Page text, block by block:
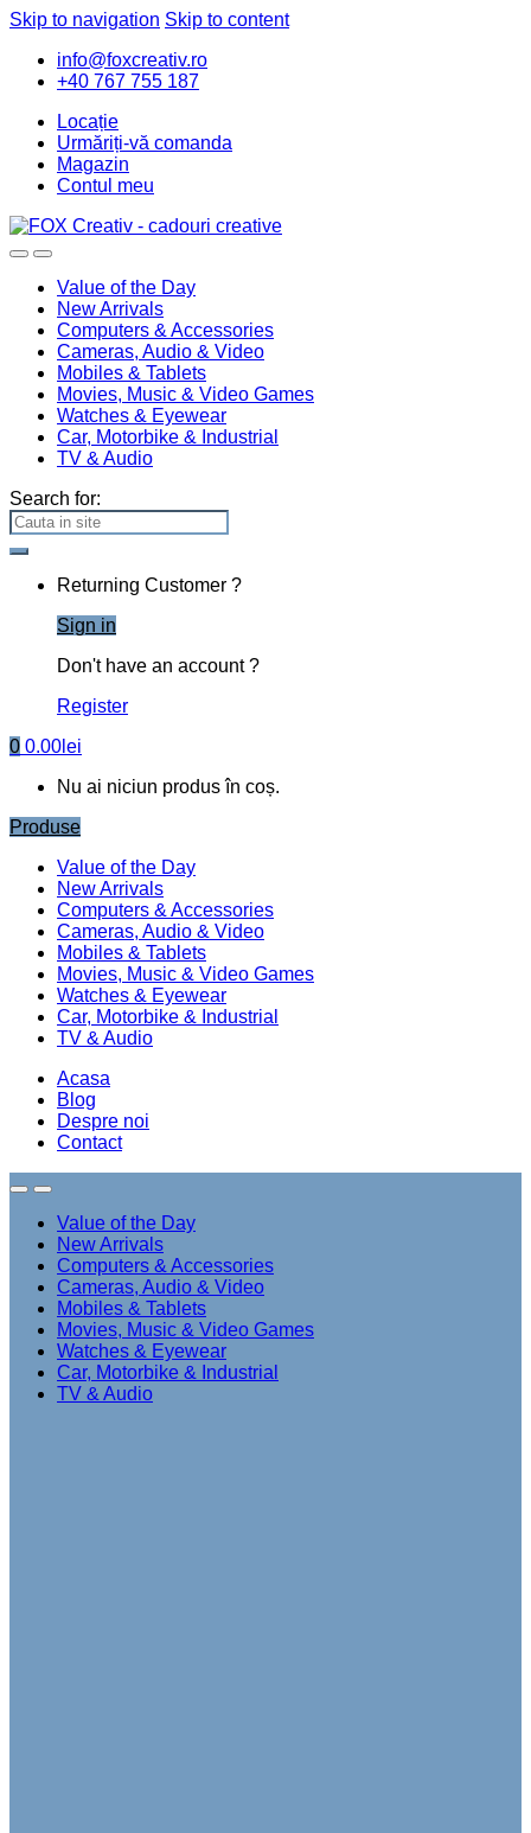
Skip to navigation Skip to content
info@foxcreativ.ro
+40 767 755 187
Locație
Urmăriți-vă comanda
Magazin
Contul meu
Value of the Day
New Arrivals
Computers & Accessories
Cameras, Audio & Video
Mobiles & Tablets
Movies, Music & Video Games
Watches & Eyewear
Car, Motorbike & Industrial
TV & Audio
Search for:
Returning Customer ?
Sign in
Don't have an account ?
Register
0 0.00 lei
Nu ai niciun produs în coș.
Produse
Value of the Day
New Arrivals
Computers & Accessories
Cameras, Audio & Video
Mobiles & Tablets
Movies, Music & Video Games
Watches & Eyewear
Car, Motorbike & Industrial
TV & Audio
Acasa
Blog
Despre noi
Contact
Value of the Day
New Arrivals
Computers & Accessories
Cameras, Audio & Video
Mobiles & Tablets
Movies, Music & Video Games
Watches & Eyewear
Car, Motorbike & Industrial
TV & Audio